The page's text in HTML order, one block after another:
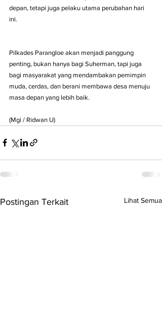
depan, tetapi juga pelaku utama perubahan hari
ini.
Pilkades Parangloe akan menjadi panggung
penting, bukan hanya bagi Suherman, tapi juga
bagi masyarakat yang mendambakan pemimpin
muda, cerdas, dan berani membawa desa menuju
masa depan yang lebih baik.
(Mgi / Ridwan U)
Postingan Terkait Lihat Semua